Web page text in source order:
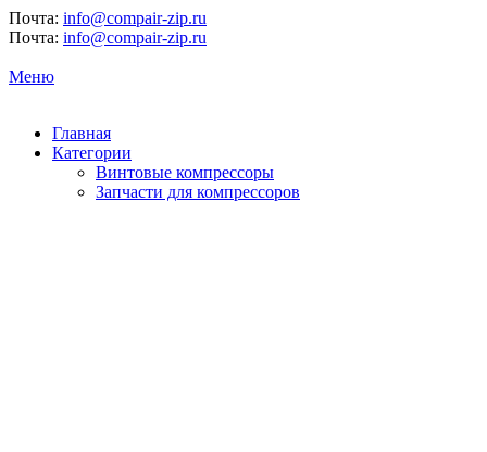
Почта: info@compair-zip.ru
Почта: info@compair-zip.ru
Меню
Главная
Категории
Винтовые компрессоры
Запчасти для компрессоров